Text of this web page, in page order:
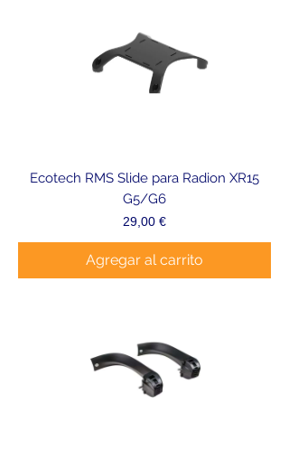
Ecotech RMS Slide para Radion XR15
G5/G6
Precio
29,00 €
Agregar al carrito